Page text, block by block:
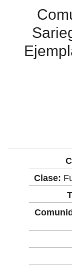
Clase: